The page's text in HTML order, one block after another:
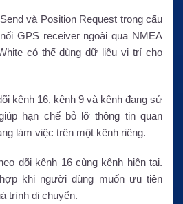
và Position Request trong cấu
GPS receiver ngoài qua NMEA
có thể dùng dữ liệu vị trí cho
kênh 16, kênh 9 và kênh đang sử
hạn chế bỏ lỡ thông tin quan
làm việc trên một kênh riêng.
dõi kênh 16 cùng kênh hiện tại.
khi người dùng muốn ưu tiên
trình di chuyển.